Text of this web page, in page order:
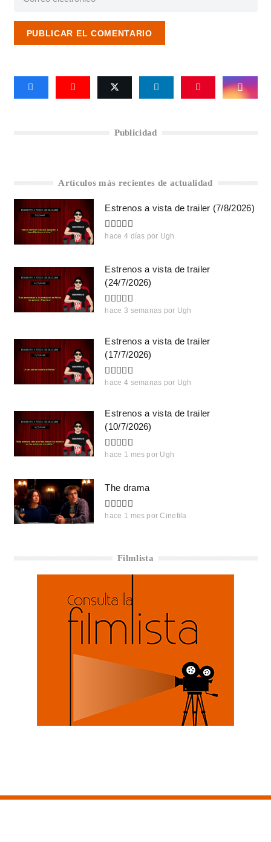
PUBLICAR EL COMENTARIO
Publicidad
Artículos más recientes de actualidad
Estrenos a vista de trailer (7/8/2026)
hace 4 días por Ugh
Estrenos a vista de trailer
(24/7/2026)
hace 3 semanas por Ugh
Estrenos a vista de trailer
(17/7/2026)
hace 4 semanas por Ugh
Estrenos a vista de trailer
(10/7/2026)
hace 1 mes por Ugh
The drama
hace 1 mes por Cinefila
Filmlista